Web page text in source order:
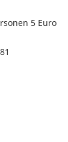
5 Euro